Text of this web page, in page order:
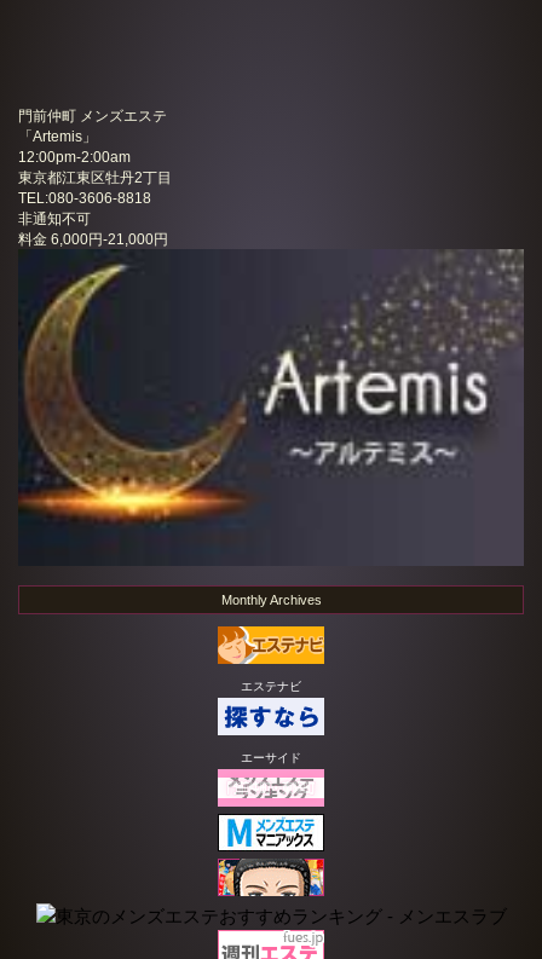
門前仲町 メンズエステ
「 Artemis 」
12:00pm-2:00am
東京都江東区牡丹2丁目
TEL:080-3606-8818
非通知不可
料金 6,000円-21,000円
Monthly Archives
エステナビ
エーサイド